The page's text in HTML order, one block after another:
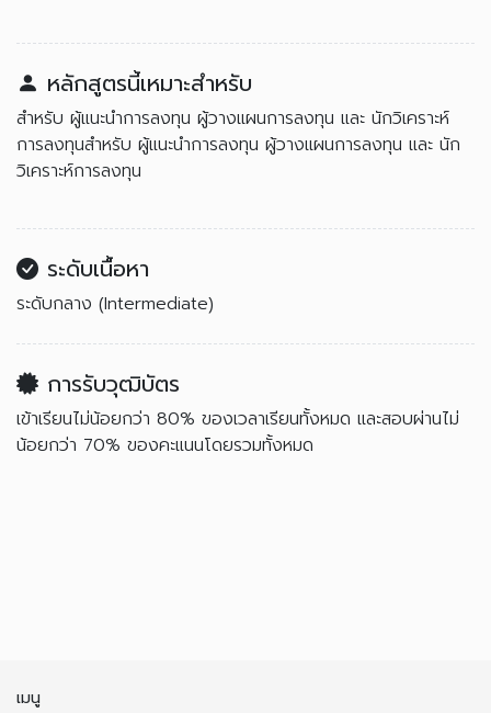
หลักสูตรนี้เหมาะสำหรับ
สำหรับ ผู้แนะนำการลงทุน ผู้วางแผนการลงทุน และ นักวิเคราะห์
การลงทุนสำหรับ ผู้แนะนำการลงทุน ผู้วางแผนการลงทุน และ นัก
วิเคราะห์การลงทุน
ระดับเนื้อหา
ระดับกลาง (Intermediate)
การรับวุฒิบัตร
เข้าเรียนไม่น้อยกว่า 80% ของเวลาเรียนทั้งหมด และสอบผ่านไม่
น้อยกว่า 70% ของคะแนนโดยรวมทั้งหมด
เมนู